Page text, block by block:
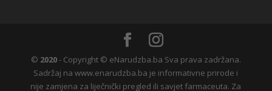
© 2020- Copyright © eNarudzba.ba Sva prava zadržana.
Sadržaj na www.enarudzba.ba je informativne prirode i
nije zamjena za liječnički pregled ili savjet farmaceuta. Za